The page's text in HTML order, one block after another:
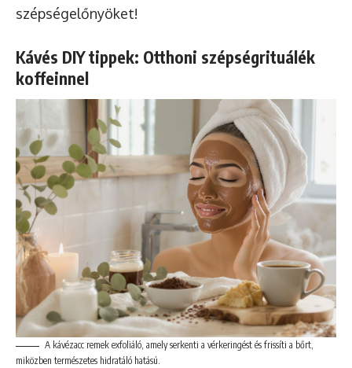
szépségelőnyöket!
Kávés DIY tippek: Otthoni szépségrituálék
koffeinnel
A kávézacc remek exfoliáló, amely serkenti a vérkeringést és frissíti a bőrt,
miközben természetes hidratáló hatású.